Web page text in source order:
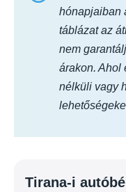
hónapjaiban
táblázat az
nem
árakon. Ahol
nélküli vagy
Tirana-i